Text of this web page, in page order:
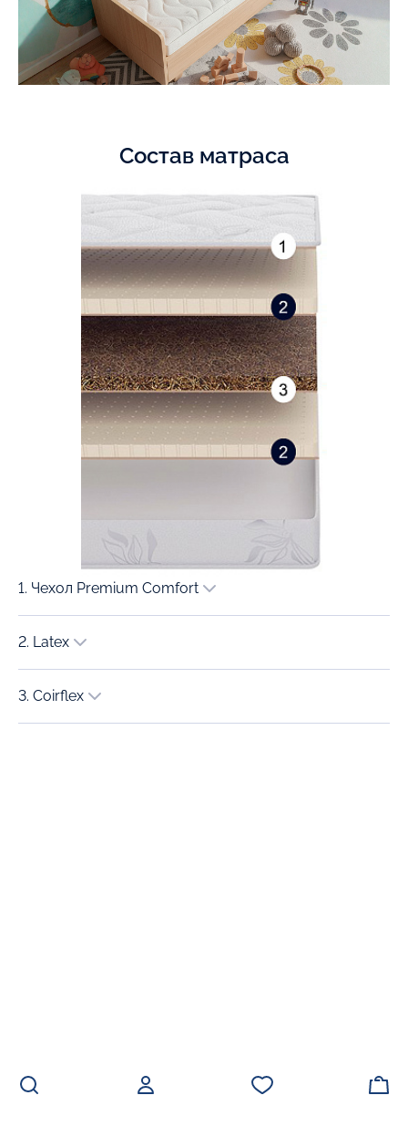
Состав матраса
1. Чехол Premium Comfort
2. Latex
3. Coirflex